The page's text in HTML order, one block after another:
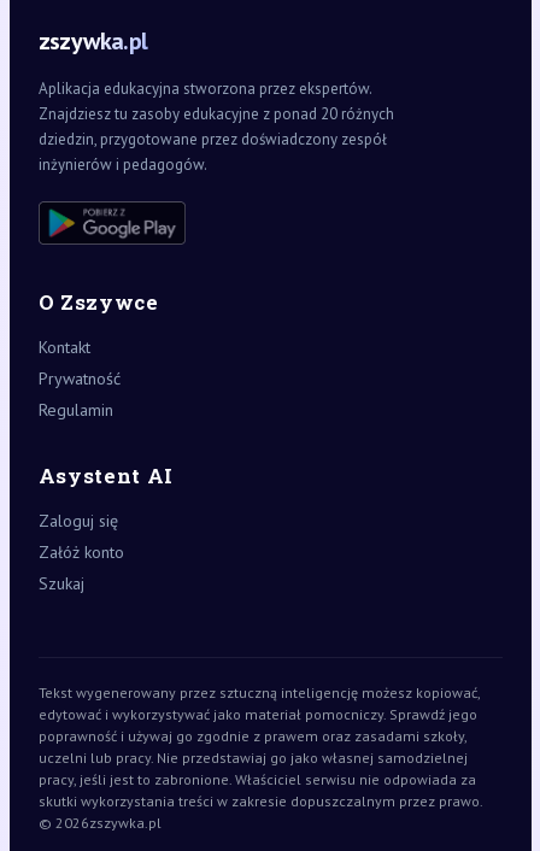
zszywka.pl
Aplikacja edukacyjna stworzona przez ekspertów.
Znajdziesz tu zasoby edukacyjne z ponad 20 różnych
dziedzin, przygotowane przez doświadczony zespół
inżynierów i pedagogów.
O Zszywce
Kontakt
Prywatność
Regulamin
Asystent AI
Zaloguj się
Załóż konto
Szukaj
Tekst wygenerowany przez sztuczną inteligencję możesz kopiować,
edytować i wykorzystywać jako materiał pomocniczy. Sprawdź jego
poprawność i używaj go zgodnie z prawem oraz zasadami szkoły,
uczelni lub pracy. Nie przedstawiaj go jako własnej samodzielnej
pracy, jeśli jest to zabronione. Właściciel serwisu nie odpowiada za
skutki wykorzystania treści w zakresie dopuszczalnym przez prawo.
© 2026zszywka.pl